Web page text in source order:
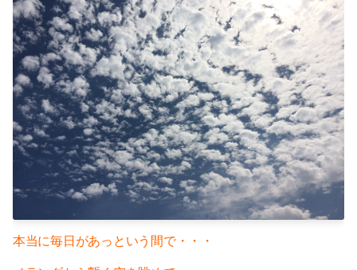
2024-06（1）
2024-04（2）
2024-01（1）
2023-11（1）
2023-05（1）
2023-03（1）
2023-02（1）
本当に毎日があっという間で・・・